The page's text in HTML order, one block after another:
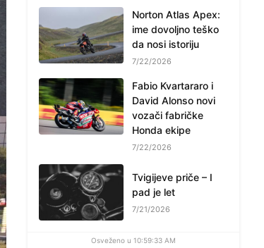
Norton Atlas Apex:
ime dovoljno teško
da nosi istoriju
7/22/2026
Fabio Kvartararo i
David Alonso novi
vozači fabričke
Honda ekipe
7/22/2026
Tvigijeve priče – I
pad je let
7/21/2026
Osveženo u 10:59:33 AM